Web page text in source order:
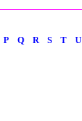
P Q R S T U